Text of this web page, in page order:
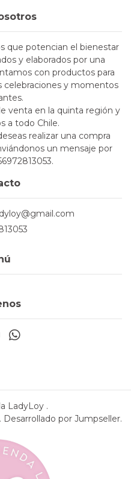
que potencian el bienestar
y elaborados por una
con productos para
celebraciones y momentos
venta en la quinta región y
a todo Chile.
realizar una compra
un mensaje por
LadyLoy .
Desarrollado por Jumpseller.